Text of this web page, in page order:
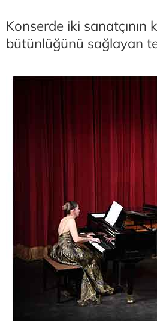
Konserde iki
bütünlüğünü sağlayan